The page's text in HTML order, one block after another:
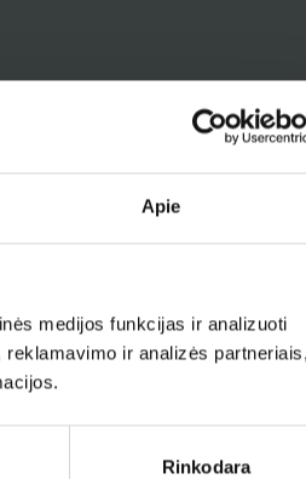
Apie
medijos funkcijas ir analizuoti
ir analizės partneriais,
Rinkodara